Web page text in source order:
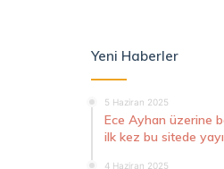
Yeni Haberler
5 Haziran 2025
Ece Ayhan üzerine
ilk kez bu sitede
4 Haziran 2025